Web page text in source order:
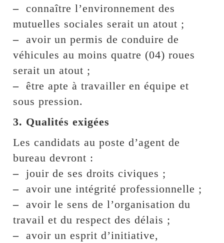
– connaître l’environnement des
mutuelles sociales serait un atout ;
– avoir un permis de conduire de
véhicules au moins quatre (04) roues
serait un atout ;
– être apte à travailler en équipe et
sous pression.
3. Qualités exigées
Les candidats au poste d’agent de
bureau devront :
– jouir de ses droits civiques ;
– avoir une intégrité professionnelle ;
– avoir le sens de l’organisation du
travail et du respect des délais ;
– avoir un esprit d’initiative,